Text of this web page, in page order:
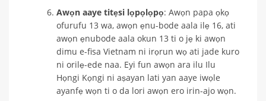
Awọn aaye titẹsi lọpọlọpọ: Awọn papa ọkọ
ofurufu 13 wa, awọn ẹnu-bode aala ilẹ 16, ati
awọn ẹnubode aala okun 13 ti o jẹ ki awọn
dimu e-fisa Vietnam ni irọrun wọ ati jade kuro
ni orilẹ-ede naa. Eyi fun awọn ara ilu Ilu
Họngi Kọngi ni aṣayan lati yan aaye iwọle
ayanfẹ wọn ti o da lori awọn ero irin-ajo wọn.